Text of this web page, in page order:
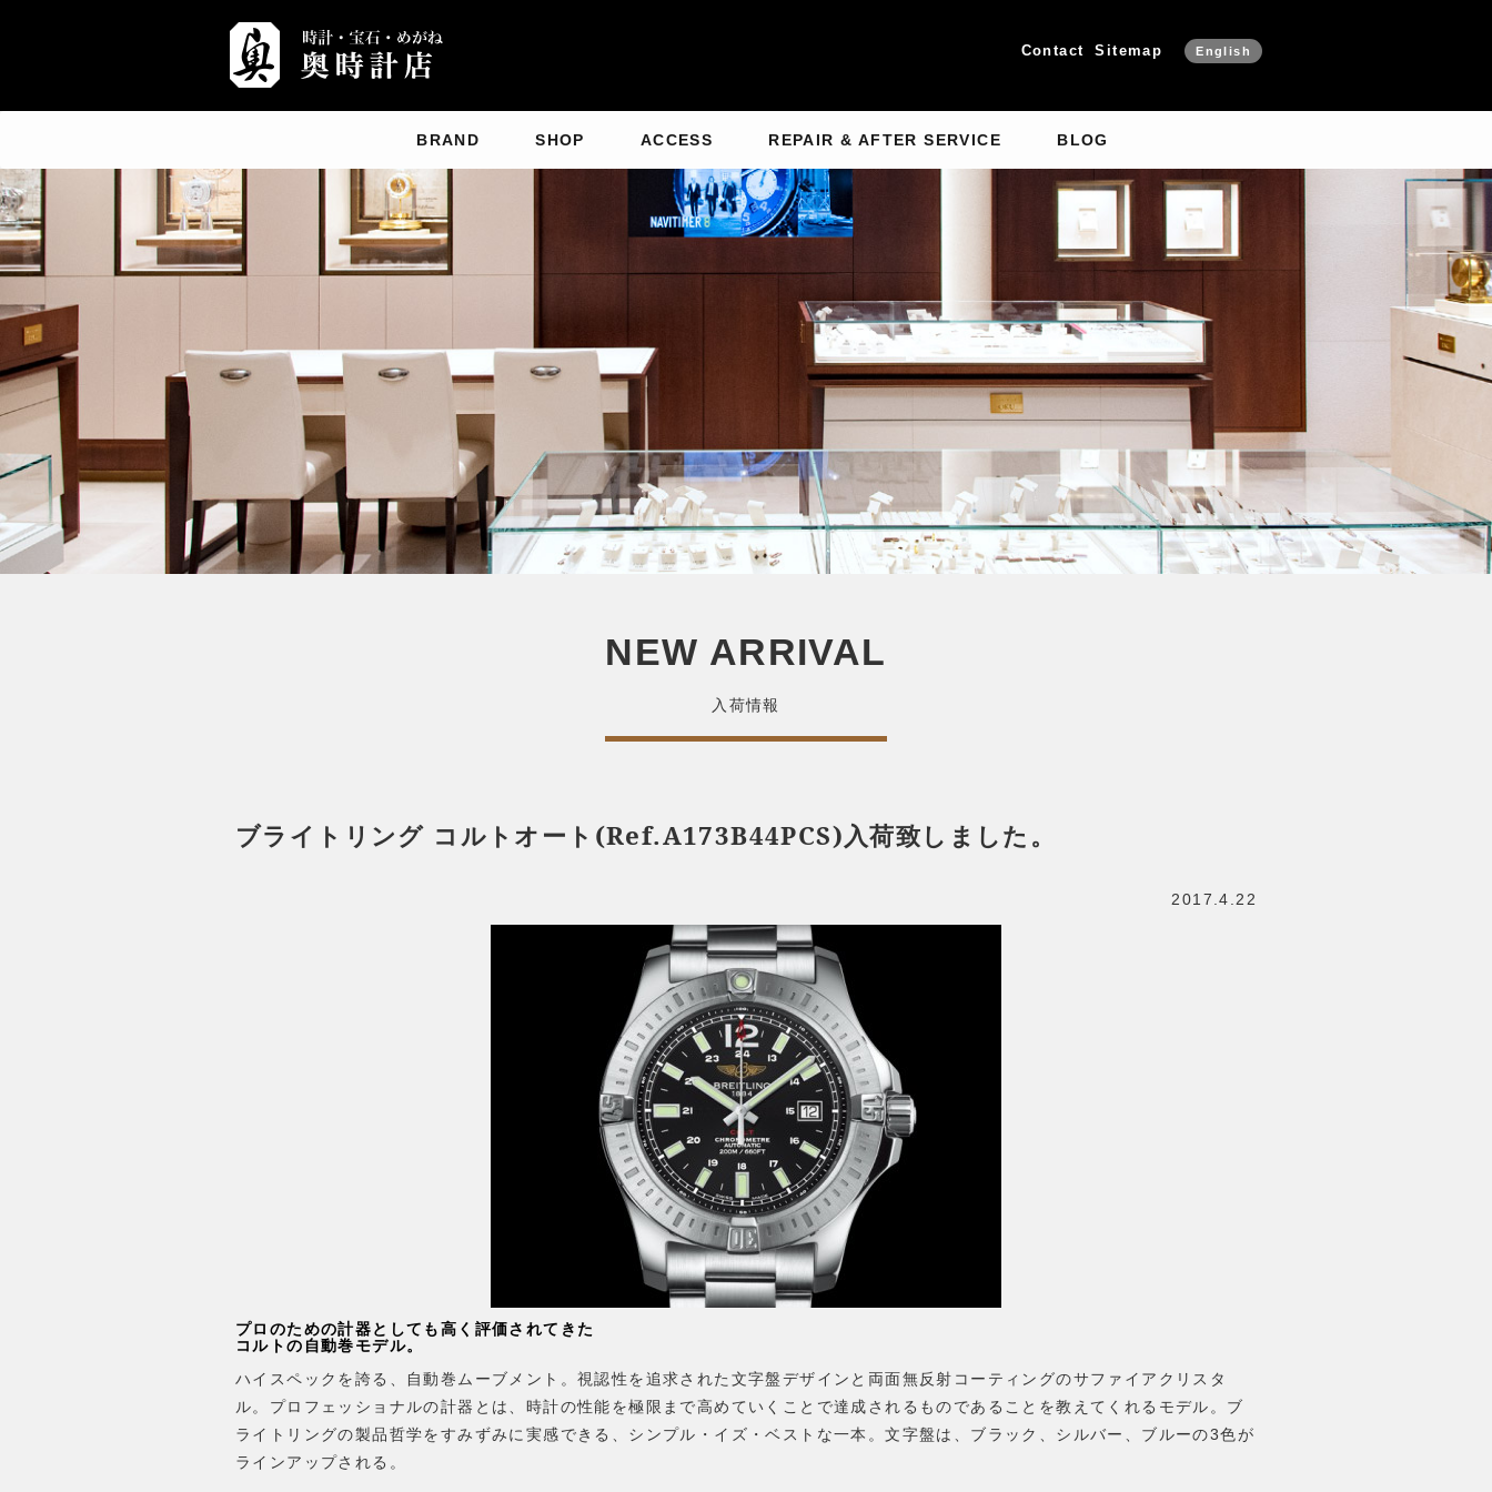
Contact Sitemap English
BRAND SHOP ACCESS REPAIR & AFTER SERVICE BLOG
NEW ARRIVAL
入荷情報
ブライトリング コルトオート(Ref.A173B44PCS)入荷致しました。
2017.4.22
プロのための計器としても高く評価されてきた
コルトの自動巻モデル。
ハイスペックを誇る、自動巻ムーブメント。視認性を追求された文字盤デザインと両面無反射コーティングのサファイアクリスタ
ル。プロフェッショナルの計器とは、時計の性能を極限まで高めていくことで達成されるものであることを教えてくれるモデル。ブ
ライトリングの製品哲学をすみずみに実感できる、シンプル・イズ・ベストな一本。文字盤は、ブラック、シルバー、ブルーの3色が
ラインアップされる。